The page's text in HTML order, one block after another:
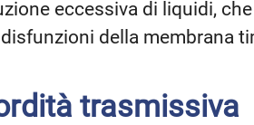
eccessiva di liquidi,
della membrana
trasmissiva